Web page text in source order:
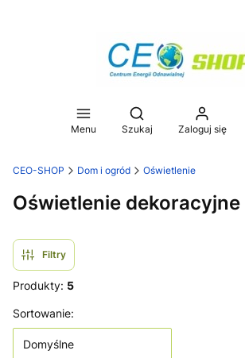
Menu
Otwórz wyszukiwarkę
Szukaj Zaloguj się
CEO-SHOP Dom i ogród Oświetlenie
Oświetlenie dekoracyjne
Filtry
Produkty: 5
Lista produktów
Sortowanie:
Domyślne